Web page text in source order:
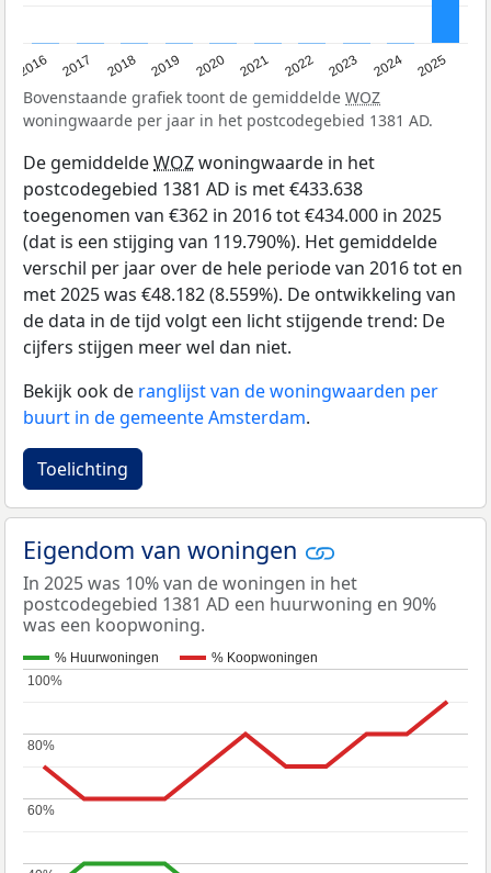
2016 2017 2018 2019 2020 2021 2022 2023 2024 2025
Bovenstaande grafiek toont de gemiddelde WOZ
woningwaarde per jaar in het postcodegebied 1381 AD.
De gemiddeldeWOZwoningwaarde in het
postcodegebied 1381 AD is met €433.638
toegenomen van €362 in 2016 tot €434.000 in 2025
(dat is een stijging van 119.790%). Het gemiddelde
verschil per jaar over de hele periode van 2016 tot en
met 2025 was €48.182 (8.559%). De ontwikkeling van
de data in de tijd volgt een licht stijgende trend: De
cijfers stijgen meer wel dan niet.
Bekijk ook de ranglijst van de woningwaarden per
buurt in de gemeente Amsterdam.
Toelichting
Eigendom van woningen
In 2025 was 10% van de woningen in het
postcodegebied 1381 AD een huurwoning en 90%
was een koopwoning.
% Huurwoningen % Koopwoningen
60%
60%
80%
80%
100%
100%